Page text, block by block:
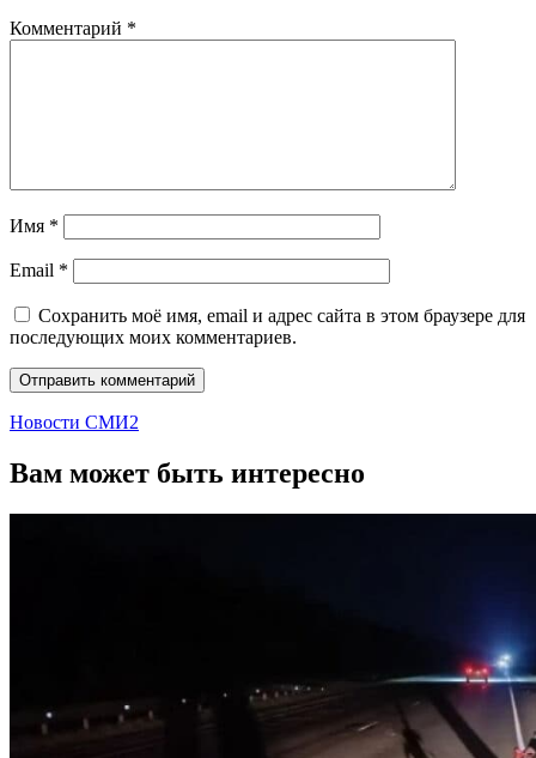
Комментарий *
Имя *
Email *
Сохранить моё имя, email и адрес сайта в этом браузере для
последующих моих комментариев.
Новости СМИ2
Вам может быть интересно